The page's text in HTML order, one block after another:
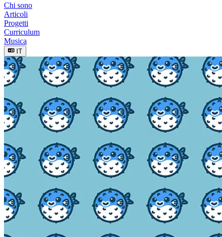
Chi sono
Articoli
Progetti
Curriculum
Musica
IT